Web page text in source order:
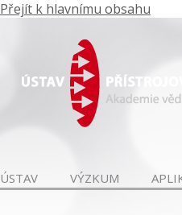
Přejít k hlavnímu obsahu
ÚSTAV VÝZKUM